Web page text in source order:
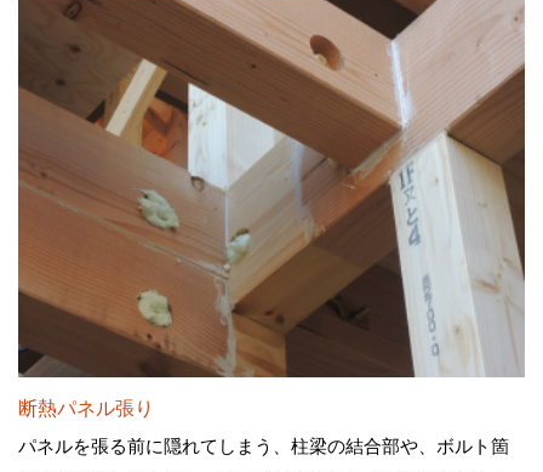
断熱パネル張り
パネルを張る前に隠れてしまう、柱梁の結合部や、ボルト箇